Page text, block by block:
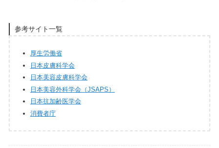
参考サイト一覧
厚生労働省
日本皮膚科学会
日本美容皮膚科学会
日本美容外科学会（JSAPS）
日本抗加齢医学会
消費者庁